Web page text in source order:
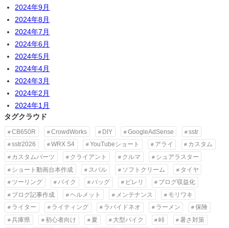
2024年9月
2024年8月
2024年7月
2024年6月
2024年5月
2024年4月
2024年3月
2024年2月
2024年1月
タグクラウド
CB650R CrowdWorks DIY GoogleAdSense
sstr
sstr2026
WRX S4 YouTubeショート アライ
カスタム
カスタムパーツ
クライアント クルマ
シュアラスター
ショート動画台本作成
スバル ソフトクリーム
タイヤ
ツーリング
バイク バッグ ピレリ
ブログ収益化
ブログ記事作成
ヘルメット メンテナンス
モリワキ
ライター
ライティング ラパイドネオ ラーメン
保険
兵庫県
初心者向け 夏 大型バイク 峠
暑さ対策